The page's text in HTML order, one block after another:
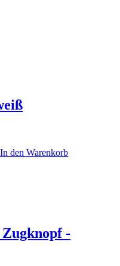
In den Warenkorb
-